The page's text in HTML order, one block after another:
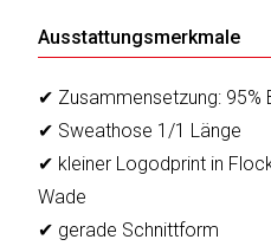
Ausstattungsmerkmale
✔ Zusammensetzung: 95%
✔ Sweathose 1/1 Länge
✔ kleiner Logodprint in
Wade
✔ gerade Schnittform